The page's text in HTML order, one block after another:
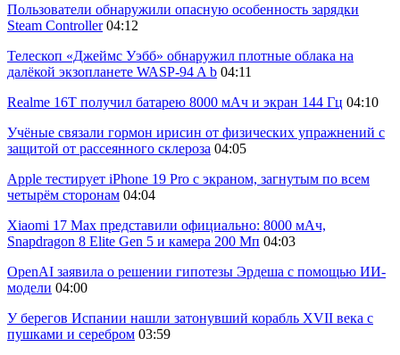
Пользователи обнаружили опасную особенность зарядки
Steam Controller 04:12
Телескоп «Джеймс Уэбб» обнаружил плотные облака на
далёкой экзопланете WASP-94 A b 04:11
Realme 16T получил батарею 8000 мАч и экран 144 Гц 04:10
Учёные связали гормон ирисин от физических упражнений с
защитой от рассеянного склероза 04:05
Apple тестирует iPhone 19 Pro с экраном, загнутым по всем
четырём сторонам 04:04
Xiaomi 17 Max представили официально: 8000 мАч,
Snapdragon 8 Elite Gen 5 и камера 200 Мп 04:03
OpenAI заявила о решении гипотезы Эрдеша с помощью ИИ-
модели 04:00
У берегов Испании нашли затонувший корабль XVII века с
пушками и серебром 03:59